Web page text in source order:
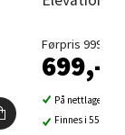
Førpris 999,-
699,-
På nettlager
Finnes i 55
Ski